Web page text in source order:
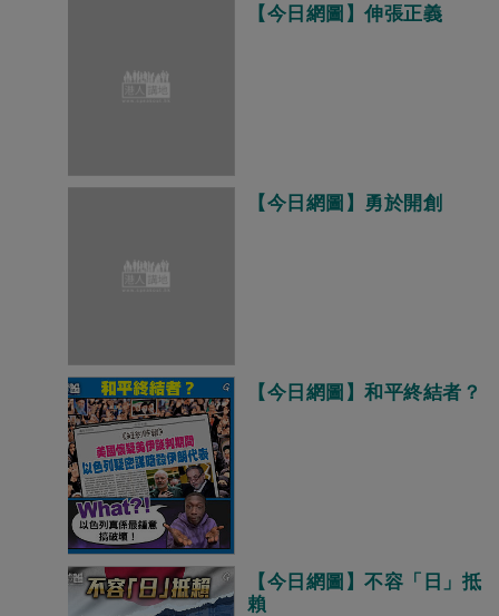
【今日網圖】伸張正義
【今日網圖】勇於開創
【今日網圖】和平終結者？
【今日網圖】不容「日」抵
賴